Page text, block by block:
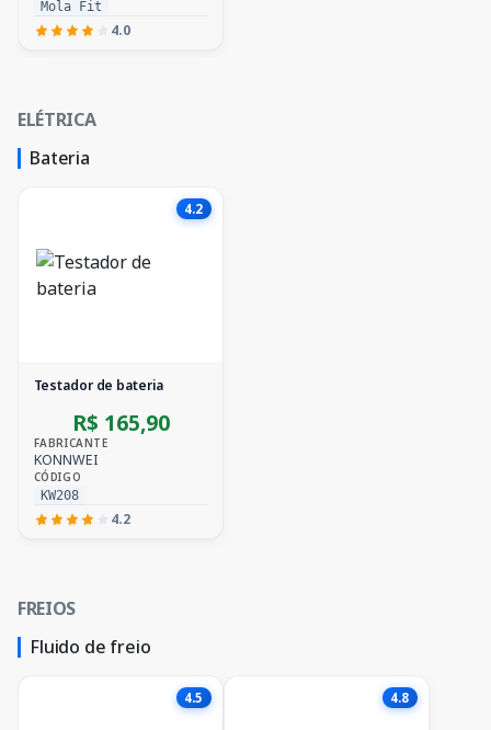
Mola Fit
4.0
ELÉTRICA
Bateria
4.2
Testador de bateria
R$ 165,90
FABRICANTE
KONNWEI
CÓDIGO
KW208
4.2
FREIOS
Fluido de freio
4.5 4.8